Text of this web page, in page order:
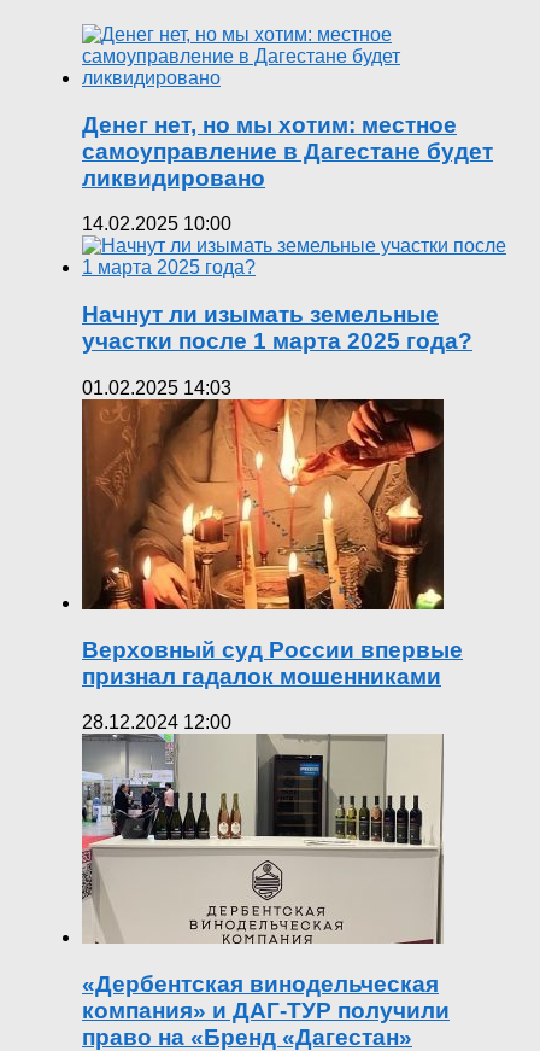
Денег нет, но мы хотим: местное
самоуправление в Дагестане будет
ликвидировано
14.02.2025 10:00
Начнут ли изымать земельные
участки после 1 марта 2025 года?
01.02.2025 14:03
Верховный суд России впервые
признал гадалок мошенниками
28.12.2024 12:00
«Дербентская винодельческая
компания» и ДАГ-ТУР получили
право на «Бренд «Дагестан»